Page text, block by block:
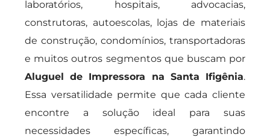
laboratórios, hospitais, advocacias,
construtoras, autoescolas, lojas de materiais
de construção, condomínios, transportadoras
e muitos outros segmentos que buscam por
Aluguel de Impressora na Santa Ifigênia.
Essa versatilidade permite que cada cliente
encontre a solução ideal para suas
necessidades específicas, garantindo